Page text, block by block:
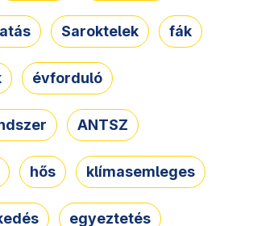
Saroktelek fák
évforduló
ANTSZ
hős klímasemleges
egyeztetés